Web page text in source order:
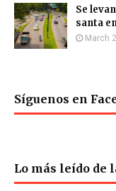
Se
santa
March
Síguenos en
Lo más leído de